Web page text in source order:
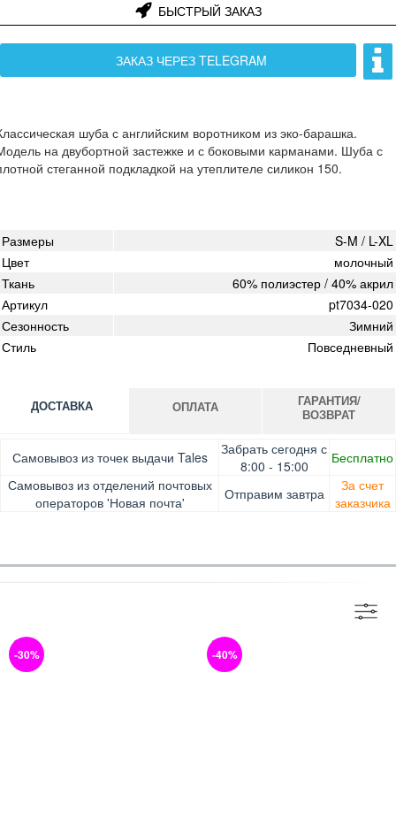
БЫСТРЫЙ ЗАКАЗ
ЗАКАЗ ЧЕРЕЗ TELEGRAM
шуба с английским воротником из эко-барашка.
на двубортной застежке и с боковыми карманами. Шуба с
стеганной подкладкой на утеплителе силикон 150.
Размеры
S-M / L-XL
Цвет
молочный
Ткань
60% полиэстер / 40% акрил
Артикул
pt7034-020
Сезонность
Зимний
Стиль
Повседневный
ДОСТАВКА
Самовывоз из точек выдачи Tales
Забрать сегодня с
8:00 - 15:00
Бесплатно
Самовывоз из отделений почтовых
операторов 'Новая почта'
Отправим завтра
За счет
заказчика
ОПЛАТА
Оплата при получении товара, Картой онлайн, Google
Pay, Безналичными для юридических лиц, Безналичными
для физических лиц, Apple Pay, Mastercard, Visa
ГАРАНТИЯ/
ВОЗВРАТ
Гарантия. Обмен/возврат товара в течение 14 дней.
Доставка за счет заказчика
-30% -40%